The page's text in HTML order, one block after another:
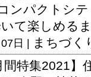
ンパクトシ
て楽しめる
日 |
まちづく
間特集2021】